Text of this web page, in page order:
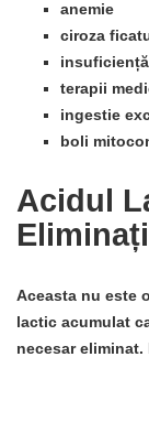
anemie
ciroza
insuficiență
terapii
ingestie
boli
Acidul
Aceasta nu este
lactic acumulat
necesar eliminat.